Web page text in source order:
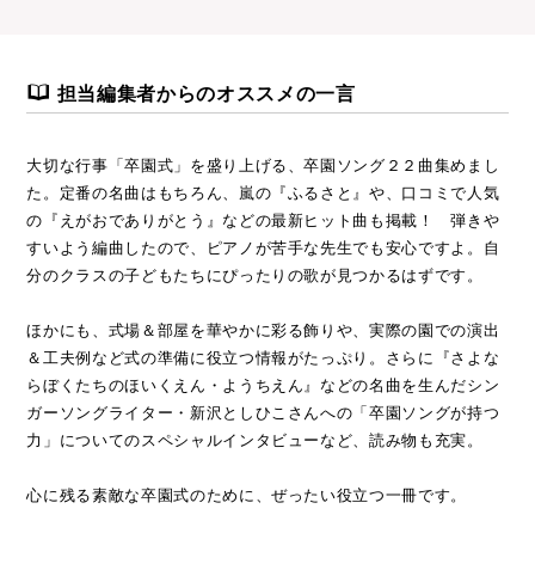
・もうすぐピカピカ一年生
・空より高く
・ありがとう こころをこめて
●PART2 演出にひと工夫 かけ合いソング＆手話アレンジ
・えがおでありがとう
・よろこびのうた
・きみとぼくのラララ
・またあおう
・さようなら
●PART3 シーンに合わせて 最新ヒット曲・保育者＆保護者の
うた・退場曲
・秦 基博の「ひまわりの約束」
担当編集者からのオススメの一言
大切な行事「卒園式」を盛り上げる、卒園ソング２２曲集めまし
た。定番の名曲はもちろん、嵐の『ふるさと』や、口コミで人気
の『えがおでありがとう』などの最新ヒット曲も掲載！ 弾きや
すいよう編曲したので、ピアノが苦手な先生でも安心ですよ。自
分のクラスの子どもたちにぴったりの歌が見つかるはずです。
ほかにも、式場＆部屋を華やかに彩る飾りや、実際の園での演出
＆工夫例など式の準備に役立つ情報がたっぷり。さらに『さよな
らぼくたちのほいくえん・ようちえん』などの名曲を生んだシン
ガーソングライター・新沢としひこさんへの「卒園ソングが持つ
力」についてのスペシャルインタビューなど、読み物も充実。
心に残る素敵な卒園式のために、ぜったい役立つ一冊です。